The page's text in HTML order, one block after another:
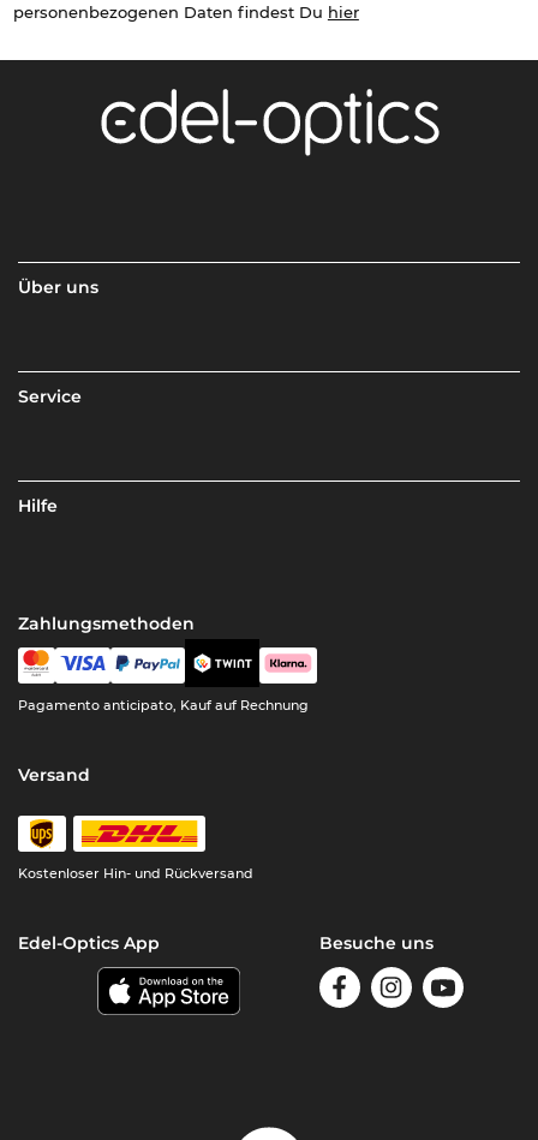
personenbezogenen Daten findest Du hier
Über uns
Service
Hilfe
Zahlungsmethoden
Pagamento anticipato, Kauf auf Rechnung
Versand
Kostenloser Hin- und Rückversand
Edel-Optics App Besuche uns